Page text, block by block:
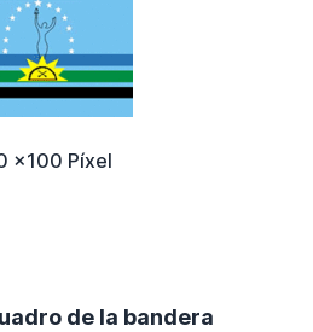
x100 Píxel
de la bandera